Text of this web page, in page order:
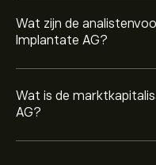
Wat zijn de
Implantate AG?
Wat is de
AG?